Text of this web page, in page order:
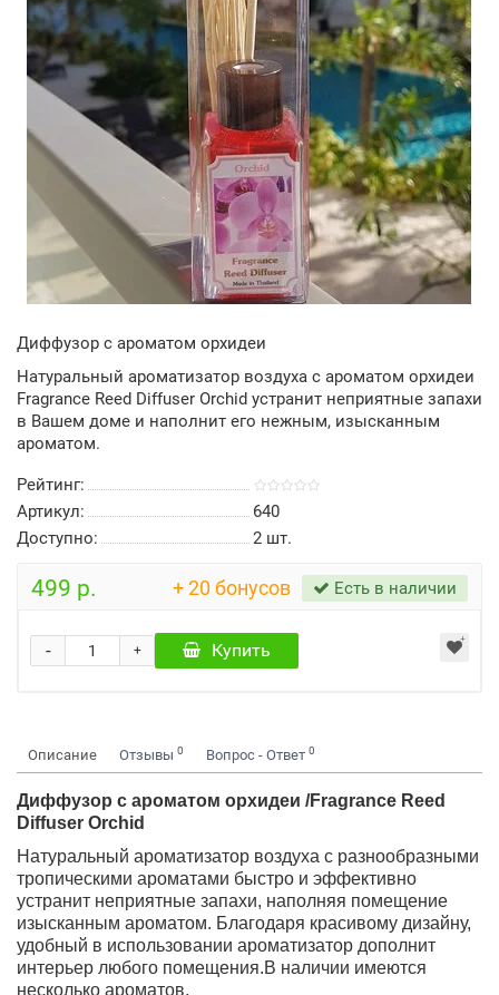
Диффузор с ароматом орхидеи
Натуральный ароматизатор воздуха с ароматом орхидеи
Fragrance Reed Diffuser Orchid устранит неприятные запахи
в Вашем доме и наполнит его нежным, изысканным
ароматом.
Рейтинг:
Артикул:
640
Доступно:
2 шт.
499 р. + 20 бонусов Есть в наличии
+
- Купить
Описание Отзывы 0 Вопрос - Ответ 0
Диффузор с ароматом орхидеи /Fragrance Reed
Diffuser Orchid
Натуральный ароматизатор воздуха с разнообразными
тропическими ароматами быстро и эффективно
устранит неприятные запахи, наполняя помещение
изысканным ароматом. Благодаря красивому дизайну,
удобный в использовании ароматизатор дополнит
интерьер любого помещения.В наличии имеются
несколько ароматов.